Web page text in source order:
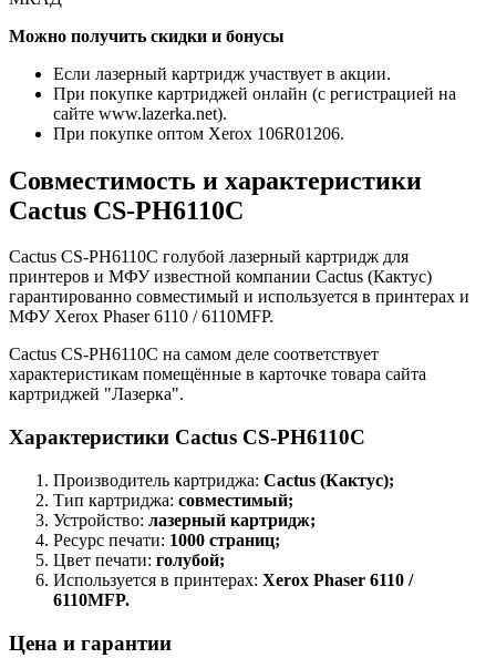
Можно получить скидки и бонусы
Если лазерный картридж участвует в акции.
При покупке картриджей онлайн (с регистрацией на
сайте www.lazerka.net).
При покупке оптом Xerox 106R01206.
Совместимость и характеристики
Cactus CS-PH6110C
Cactus CS-PH6110C голубой лазерный картридж для
принтеров и МФУ известной компании Cactus (Кактус)
гарантированно совместимый и используется в принтерах и
МФУ Xerox Phaser 6110 / 6110MFP.
Cactus CS-PH6110C на самом деле соответствует
характеристикам помещённые в карточке товара сайта
картриджей "Лазерка".
Характеристики Cactus CS-PH6110C
Производитель картриджа: Cactus (Кактус);
Тип картриджа: совместимый;
Устройство: лазерный картридж;
Ресурс печати: 1000 страниц;
Цвет печати: голубой;
Используется в принтерах: Xerox Phaser 6110 /
6110MFP.
Цена и гарантии